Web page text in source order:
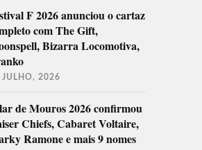
F 2026 anunciou o cartaz
com The Gift,
Bizarra Locomotiva,
JULHO, 2026
de Mouros 2026 confirmou
Chiefs, Cabaret Voltaire,
Ramone e mais 9 nomes